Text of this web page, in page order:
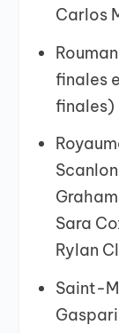
Carlos
finales
finales)
Sara
Rylan
Saint-
Gaspari